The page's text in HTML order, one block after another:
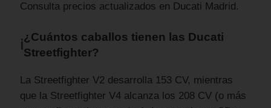
Consulta precios actualizados en Ducati Madrid.
ℹ
¿Cuántos caballos tienen las Ducati
Streetfighter?
La Streetfighter V2 desarrolla 153 CV, mientras
que la Streetfighter V4 alcanza los 208 CV (o más